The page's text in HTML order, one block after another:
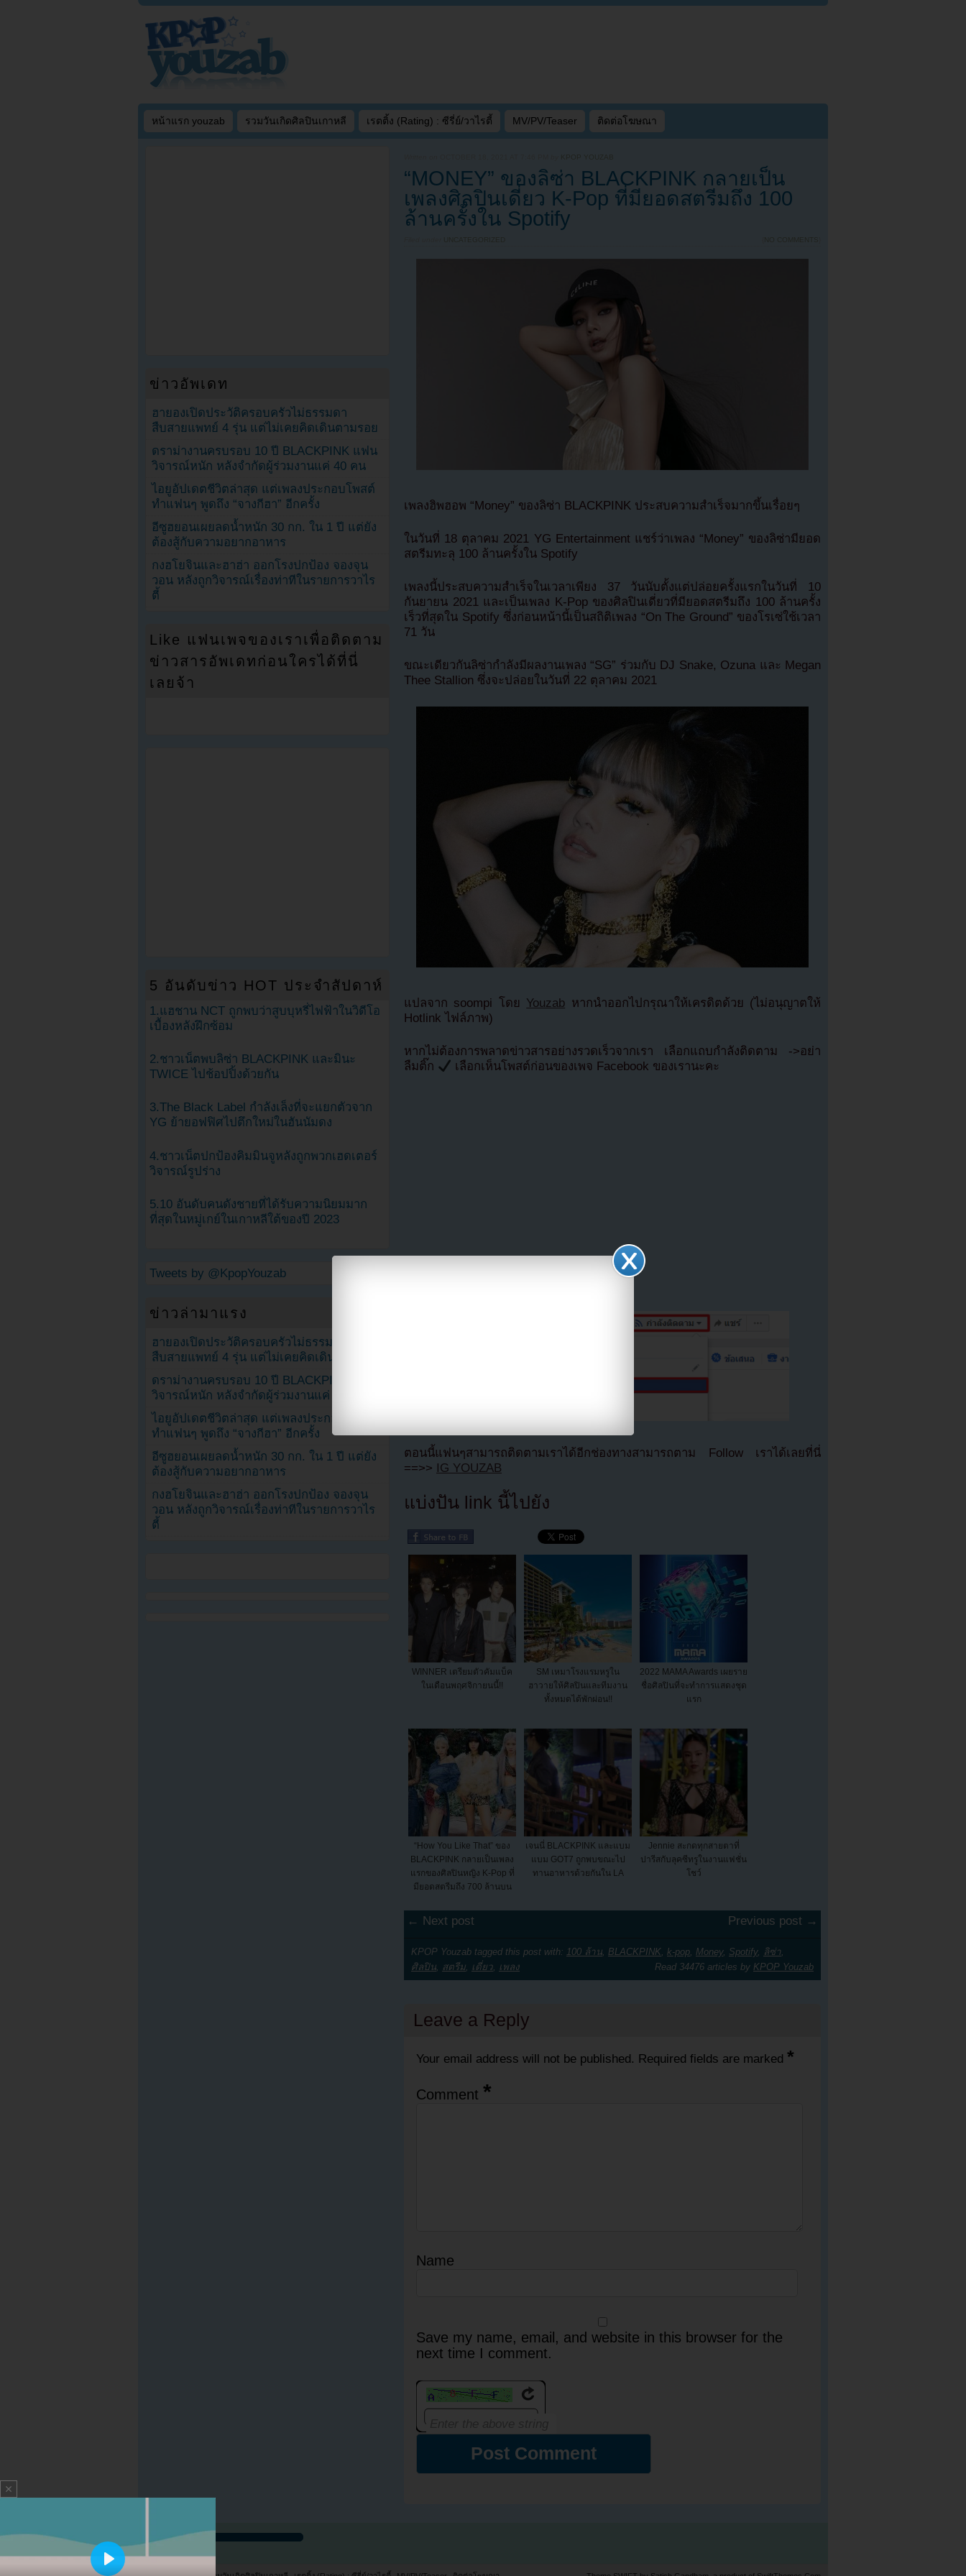
หน้าแรก youzab รวมวันเกิดศิลปินเกาหลี เรตติ้ง (Rating) : ซีรี่ย์/วาไรตี้ MV/PV/Teaser ติดต่อโฆษณา
KPOP YOUZAB
“MONEY” ของลิซ่า BLACKPINK กลายเป็น
เพลงศิลปินเดี่ยว K-Pop ที่มียอดสตรีมถึง 100
ล้านครั้งใน Spotify
UNCATEGORIZED NO COMMENTS
เพลงฮิพฮอพ “Money” ของลิซ่า BLACKPINK ประสบความสำเร็จมากขึ้นเรื่อยๆ
ในวันที่ 18 ตุลาคม 2021 YG Entertainment แชร์ว่าเพลง “Money” ของลิซ่ามียอด
สตรีมทะลุ 100 ล้านครั้งใน Spotify
เพลงนี้ประสบความสำเร็จในเวลาเพียง 37 วันนับตั้งแต่ปล่อยครั้งแรกในวันที่ 10
กันยายน 2021 และเป็นเพลง K-Pop ของศิลปินเดี่ยวที่มียอดสตรีมถึง 100 ล้านครั้ง
เร็วที่สุดใน Spotify ซึ่งก่อนหน้านี้เป็นสถิติเพลง “On The Ground” ของโรเซ่ใช้เวลา
71 วัน
ขณะเดียวกันลิซ่ากำลังมีผลงานเพลง “SG” ร่วมกับ DJ Snake, Ozuna และ Megan
Thee Stallion ซึ่งจะปล่อยในวันที่ 22 ตุลาคม 2021
แปลจาก soompi โดย Youzab หากนำออกไปกรุณาให้เครดิตด้วย (ไม่อนุญาตให้
Hotlink ไฟล์ภาพ)
หากไม่ต้องการพลาดข่าวสารอย่างรวดเร็วจากเรา เลือกแถบกำลังติดตาม ->อย่า
ลืมติ๊ก
เลือกเห็นโพสต์ก่อนของเพจ Facebook ของเรานะคะ
ตอนนี้แฟนๆสามารถติดตามเราได้อีกช่องทางสามารถตาม Follow เราได้เลยที่นี่
==>> IG YOUZAB
แบ่งปัน link นี้ไปยัง
WINNER เตรียมตัวคัมแบ็ค
ในเดือนพฤศจิกายนนี้!!
SM เหมาโรงแรมหรูใน
ฮาวายให้ศิลปินและทีมงาน
ทั้งหมดได้พักผ่อน!!
2022 MAMA Awards เผยราย
ชื่อศิลปินที่จะทำการแสดงชุด
แรก
“How You Like That” ของ
BLACKPINK กลายเป็นเพลง
แรกของศิลปินหญิง K-Pop ที่
มียอดสตรีมถึง 700 ล้านบน
เจนนี่ BLACKPINK และแบม
แบม GOT7 ถูกพบขณะไป
ทานอาหารด้วยกันใน LA
Jennie สะกดทุกสายตาที่
ปารีสกับลุคซีทรูในงานแฟชั่น
โชว์
← Next post Previous post →
KPOP Youzab tagged this post with: 100 ล้าน BLACKPINK k-pop Money, Spotify, ลิซ่า
ศิลปิน
สตรีม เดี่ยว เพลง Read 34476 articles by KPOP Youzab
Leave a Reply
Your email address will not be published. Required fields are marked *
Comment *
Name
Save my name, email, and website in this browser for the
next time I comment.
ข่าวอัพเดท
ฮายองเปิดประวัติครอบครัวไม่ธรรมดา
สืบสายแพทย์ 4 รุ่น แต่ไม่เคยคิดเดินตามรอย
ดราม่างานครบรอบ 10 ปี BLACKPINK แฟน
วิจารณ์หนัก หลังจำกัดผู้ร่วมงานแค่ 40 คน
ไอยูอัปเดตชีวิตล่าสุด แต่เพลงประกอบโพสต์
ทำแฟนๆ พูดถึง “จางกีฮา” อีกครั้ง
อีซูฮยอนเผยลดน้ำหนัก 30 กก. ใน 1 ปี แต่ยัง
ต้องสู้กับความอยากอาหาร
กงฮโยจินและฮาฮ่า ออกโรงปกป้อง จองจุน
วอน หลังถูกวิจารณ์เรื่องท่าทีในรายการวาไร
ตี้
Like แฟนเพจของเราเพื่อติดตาม
ข่าวสารอัพเดทก่อนใครได้ที่นี่
เลยจ้า
5 อันดับข่าว HOT ประจำสัปดาห์
1.แฮชาน NCT ถูกพบว่าสูบบุหรี่ไฟฟ้าในวิดีโอ
เบื้องหลังฝึกซ้อม
2.ชาวเน็ตพบลิซ่า BLACKPINK และมินะ
TWICE ไปช้อปปิ้งด้วยกัน
3.The Black Label กำลังเล็งที่จะแยกตัวจาก
YG ย้ายอฟฟิศไปตึกใหม่ในฮันนัมดง
4.ชาวเน็ตปกป้องคิมมินจูหลังถูกพวกเฮดเตอร์
วิจารณ์รูปร่าง
5.10 อันดับคนดังชายที่ได้รับความนิยมมาก
ที่สุดในหมู่เกย์ในเกาหลีใต้ของปี 2023
Tweets by @KpopYouzab
ข่าวล่ามาแรง
ฮายองเปิดประวัติครอบครัวไม่ธรรมดา
สืบสายแพทย์ 4 รุ่น แต่ไม่เคยคิดเดินตามรอย
ดราม่างานครบรอบ 10 ปี BLACKPINK แฟน
วิจารณ์หนัก หลังจำกัดผู้ร่วมงานแค่ 40 คน
ไอยูอัปเดตชีวิตล่าสุด แต่เพลงประกอบโพสต์
ทำแฟนๆ พูดถึง “จางกีฮา” อีกครั้ง
อีซูฮยอนเผยลดน้ำหนัก 30 กก. ใน 1 ปี แต่ยัง
ต้องสู้กับความอยากอาหาร
กงฮโยจินและฮาฮ่า ออกโรงปกป้อง จองจุน
วอน หลังถูกวิจารณ์เรื่องท่าทีในรายการวาไร
ตี้
close